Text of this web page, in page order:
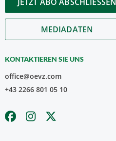
MEDIADATEN
KONTAKTIEREN SIE UNS
office@oevz.com
+43 2266 801 05 10